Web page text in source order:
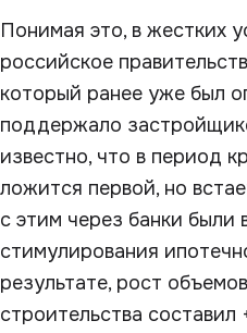
Понимая это, в жестких
российское
который ранее уже был
поддержало
известно, что в период
ложится первой, но
с этим через банки были
стимулирования
результате, рост
строительства